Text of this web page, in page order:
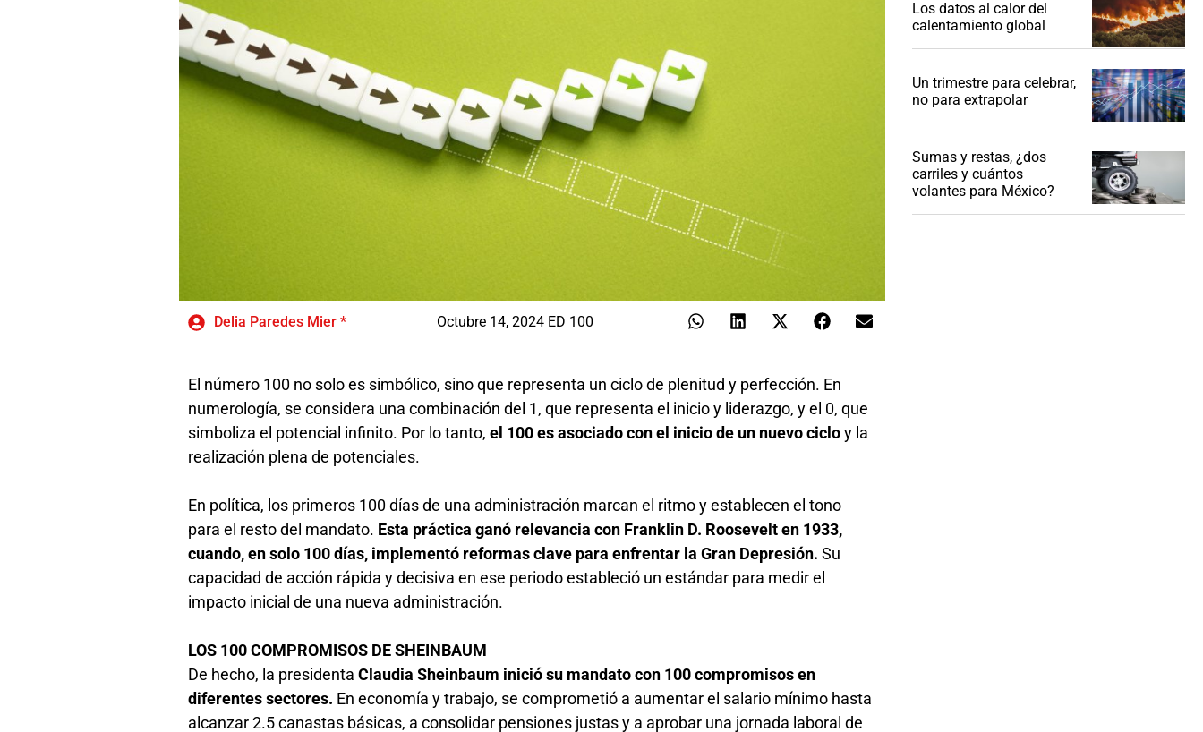
Delia Paredes Mier * Octubre 14, 2024 ED 100
El número 100 no solo es simbólico, sino que representa un ciclo de plenitud y perfección. En
numerología, se considera una combinación del 1, que representa el inicio y liderazgo, y el 0, que
simboliza el potencial infinito. Por lo tanto,el 100 es asociado con el inicio de un nuevo cicloy la
realización plena de potenciales.
En política, los primeros 100 días de una administración marcan el ritmo y establecen el tono
para el resto del mandato. Esta práctica ganó relevancia con Franklin D. Roosevelt en 1933,
cuando, en solo 100 días, implementó reformas clave para enfrentar la Gran Depresión.Su
capacidad de acción rápida y decisiva en ese periodo estableció un estándar para medir el
impacto inicial de una nueva administración.
LOS 100 COMPROMISOS DE SHEINBAUM
De hecho, la presidentaClaudia Sheinbaum inició su mandato con 100 compromisos en
diferentes sectores. En economía y trabajo, se comprometió a aumentar el salario mínimo hasta
alcanzar 2.5 canastas básicas, a consolidar pensiones justas y a aprobar una jornada laboral de
Los datos al calor del
calentamiento global
Un trimestre para celebrar,
no para extrapolar
Sumas y restas, ¿dos
carriles y cuántos
volantes para México?